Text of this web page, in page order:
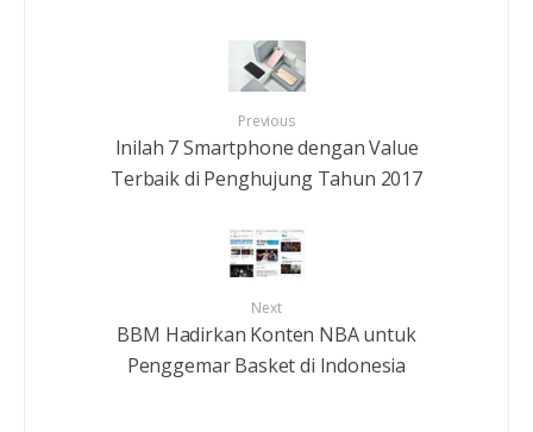
Previous
Inilah 7 Smartphone dengan Value
Terbaik di Penghujung Tahun 2017
Next
BBM Hadirkan Konten NBA untuk
Penggemar Basket di Indonesia